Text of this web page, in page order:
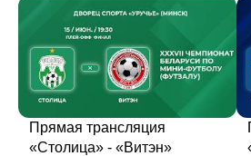
Прямая трансляция
«Столица» - «Витэн»